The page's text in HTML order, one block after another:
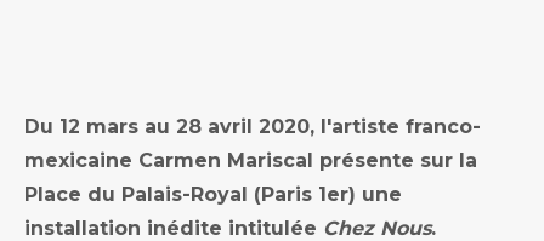
Du 12 mars au 28 avril 2020, l'artiste franco-
mexicaine Carmen Mariscal présente sur la
Place du Palais-Royal (Paris 1er) une
installation inédite intitulée Chez Nous.